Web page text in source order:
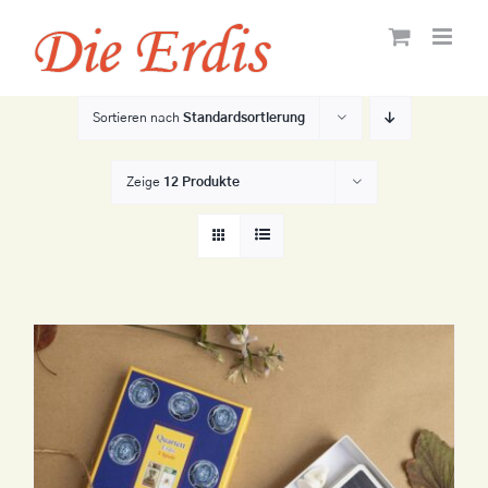
Inhalt
springen
Sortieren nach Standardsortierung
Zeige 12 Produkte